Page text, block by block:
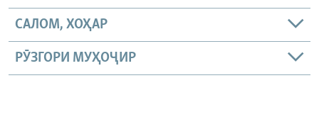
САЛОМ, ХОҲАР
РӮЗГОРИ МУҲОҶИР